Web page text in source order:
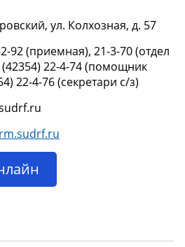
ул. Колхозная, д. 57
92 (приемная), 21-3-70 (отдел
22-4-74 (помощник
22-4-76 (секретари с/з)